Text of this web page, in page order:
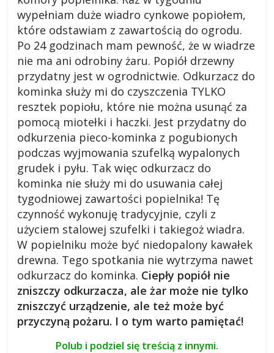
wypełniam duże wiadro cynkowe popiołem,
które odstawiam z zawartością do ogrodu.
Po 24 godzinach mam pewność, że w wiadrze
nie ma ani odrobiny żaru. Popiół drzewny
przydatny jest w ogrodnictwie. Odkurzacz do
kominka służy mi do czyszczenia TYLKO
resztek popiołu, które nie można usunąć za
pomocą miotełki i haczki. Jest przydatny do
odkurzenia pieco-kominka z pogubionych
podczas wyjmowania szufelką wypalonych
grudek i pyłu. Tak więc odkurzacz do
kominka nie służy mi do usuwania całej
tygodniowej zawartości popielnika! Tę
czynność wykonuję tradycyjnie, czyli z
użyciem stalowej szufelki i takiegoż wiadra.
W popielniku może być niedopalony kawałek
drewna. Tego spotkania nie wytrzyma nawet
odkurzacz do kominka. Ciepły popiół nie
zniszczy odkurzacza, ale żar może nie tylko
zniszczyć urządzenie, ale też może być
przyczyną pożaru. I o tym warto pamiętać!
Polub i podziel się treścią z innymi.